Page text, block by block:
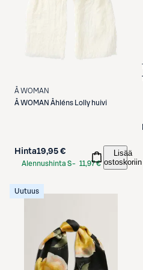
Å WOMAN
Å WOMAN Åhléns Lolly huivi
Hinta19,95 €
Alennushinta S- 11,97 €
Lisää
ostoskoriin
Uutuus